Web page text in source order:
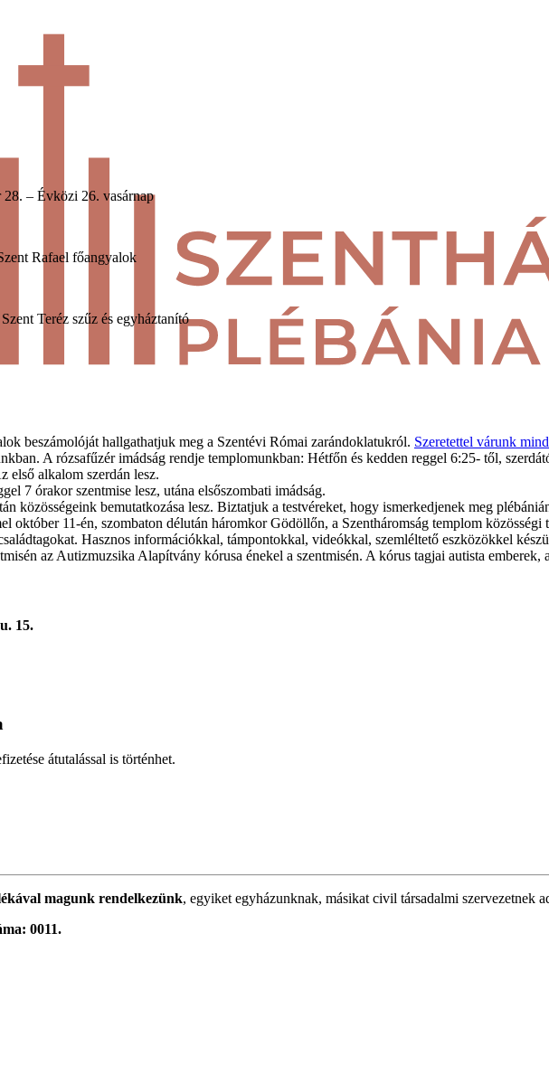
28. – Évközi 26. vasárnap
Rafael főangyalok
Teréz szűz és egyháztanító
beszámolóját hallgathatjuk meg a Szentévi Római zarándoklatukról. Szeretettel várunk
A rózsafűzér imádság rendje templomunkban: Hétfőn és kedden reggel 6:25- től,
első alkalom szerdán lesz.
7 órakor szentmise lesz, utána elsőszombati imádság.
közösségeink bemutatkozása lesz. Biztatjuk a testvéreket, hogy ismerkedjenek meg
október 11-én, szombaton délután háromkor Gödöllőn, a Szentháromság templom
Hasznos információkkal, támpontokkal, videókkal, szemléltető eszközökkel
az Autizmuzsika Alapítvány kórusa énekel a szentmisén. A kórus tagjai autista
15.
átutalással is történhet.
magunk rendelkezünk, egyiket egyházunknak, másikat civil társadalmi szervezetnek
0011.